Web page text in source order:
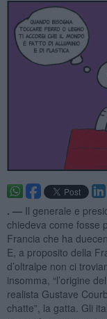
. — Il generale e
chiedeva come fosse
Francia che ha
E, a proposito della
d’oltralpe non ci
insomma, “l’origine
realista Gustave
chatte”, la gatta. Gli